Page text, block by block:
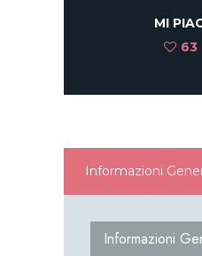
MI
63
Informazioni
Informazioni